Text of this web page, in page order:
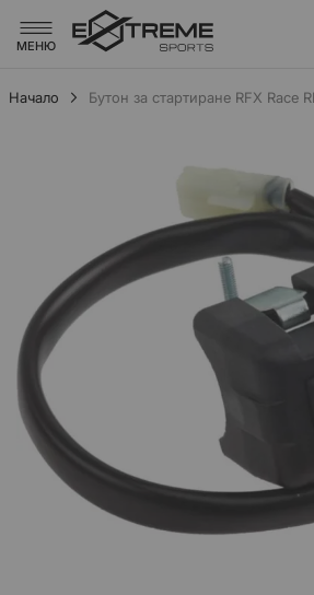
МЕНЮ
Начало
Бутон за стартиране RFX Race
изображенията